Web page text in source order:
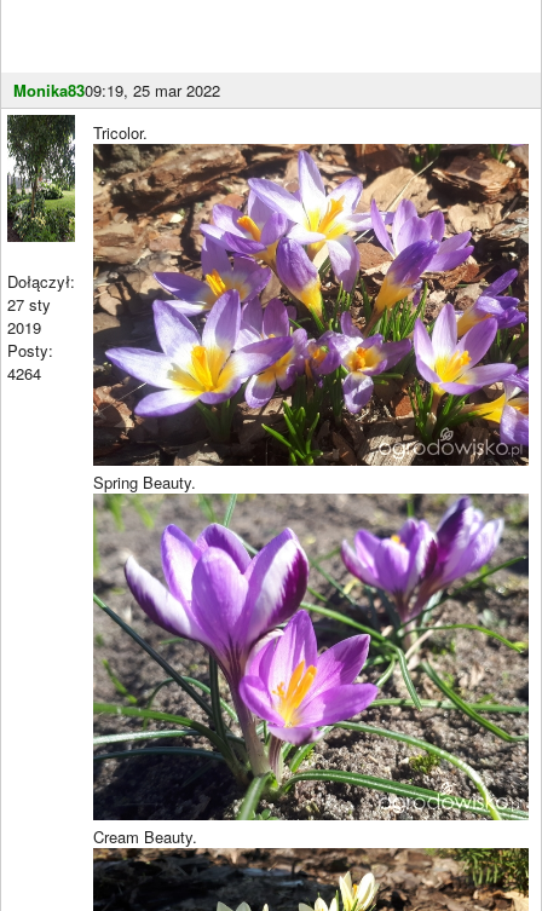
Monika8309:19, 25 mar 2022
Dołączył:
27 sty
2019
Posty:
4264
Tricolor.
Spring Beauty.
Cream Beauty.